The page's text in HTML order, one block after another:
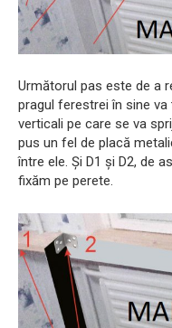
Următorul pas este de a
pragul ferestrei în sine
verticali pe care se va
pus un fel de placă
între ele. Și D1 și D2, de
fixăm pe perete.